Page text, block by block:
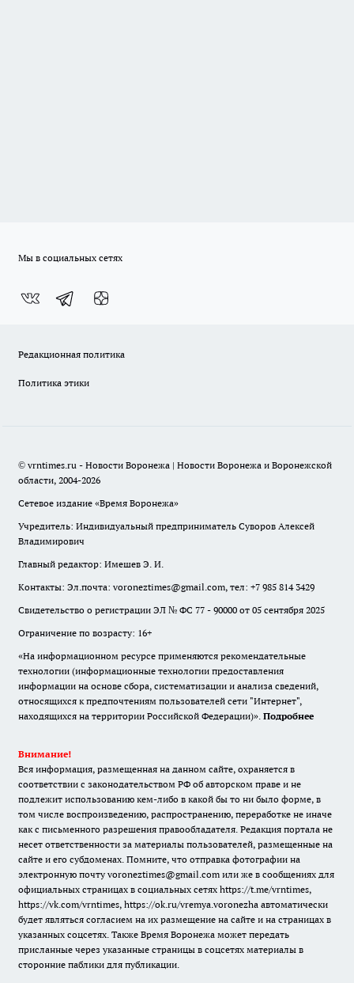
Мы в социальных сетях
Редакционная политика
Политика этики
© vrntimes.ru - Новости Воронежа | Новости Воронежа и Воронежской
области, 2004-2026
Сетевое издание «Время Воронежа»
Учредитель: Индивидуальный предприниматель Суворов Алексей
Владимирович
Главный редактор: Имешев Э. И.
Контакты: Эл.почта: voroneztimes@gmail.com, тел: +7 985 814 3429
Свидетельство о регистрации ЭЛ № ФС 77 - 90000 от 05 сентября 2025
Ограничение по возрасту: 16+
«На информационном ресурсе применяются рекомендательные
технологии (информационные технологии предоставления
информации на основе сбора, систематизации и анализа сведений,
относящихся к предпочтениям пользователей сети "Интернет",
находящихся на территории Российской Федерации)». Подробнее
Внимание!
Вся информация, размещенная на данном сайте, охраняется в
соответствии с законодательством РФ об авторском праве и не
подлежит использованию кем-либо в какой бы то ни было форме, в
том числе воспроизведению, распространению, переработке не иначе
как с письменного разрешения правообладателя. Редакция портала не
несет ответственности за материалы пользователей, размещенные на
сайте и его субдоменах. Помните, что отправка фотографии на
электронную почту voroneztimes@gmail.com или же в сообщениях для
официальных страницах в социальных сетях https://t.me/vrntimes,
https://vk.com/vrntimes, https://ok.ru/vremya.voronezha автоматически
будет являться согласием на их размещение на сайте и на страницах в
указанных соцсетях. Также Время Воронежа может передать
присланные через указанные страницы в соцсетях материалы в
сторонние паблики для публикации.